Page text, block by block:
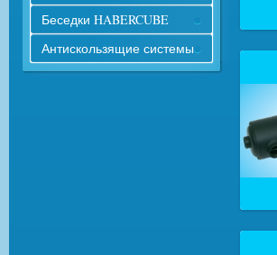
Беседки HABERCUBE
Антискользящие системы